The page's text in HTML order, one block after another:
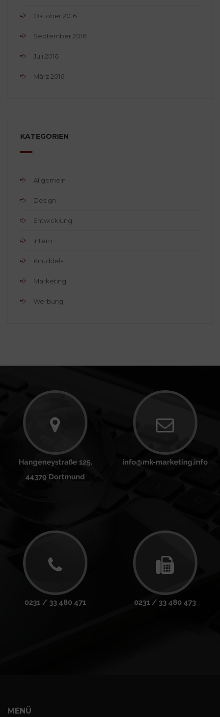
Oktober 2016
September 2016
Juli 2016
März 2016
KATEGORIEN
Allgemein
Design
Entwicklung
Intern
Knuddels
Marketing
Werbung
Hangeneystraße 125,
44379 Dortmund
info@mk-marketing.info
0231 / 33 480 471 0231 / 33 480 473
MENÜ